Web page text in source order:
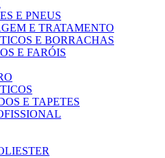
E PNEUS
E TRATAMENTO
E BORRACHAS
E FARÓIS
E TAPETES